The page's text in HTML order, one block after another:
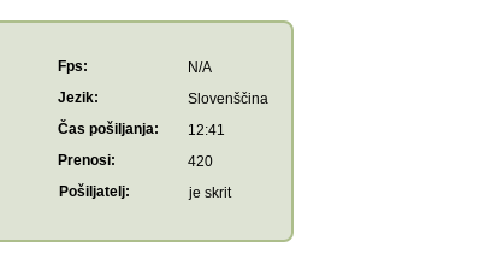
Fps:
N/A
Jezik:
Slovenščina
Čas pošiljanja:
12:41
Prenosi:
420
Pošiljatelj:
je skrit